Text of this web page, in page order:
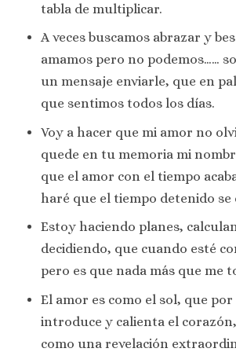
tabla de multiplicar.
A veces buscamos abrazar y
amamos pero no podemos……
un mensaje enviarle, que en
que sentimos todos los días.
Voy a hacer que mi amor no
quede en tu memoria mi
que el amor con el tiempo
haré que el tiempo detenido se
Estoy haciendo planes,
decidiendo, que cuando esté
pero es que nada más que me
El amor es como el sol, que por
introduce y calienta el
como una revelación